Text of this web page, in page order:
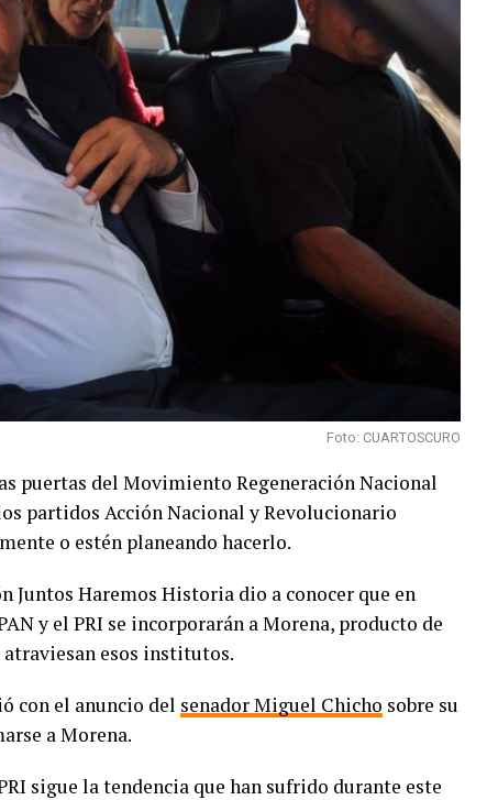
Foto: CUARTOSCURO
puertas del Movimiento Regeneración Nacional
partidos Acción Nacional y Revolucionario
o estén planeando hacerlo.
Juntos Haremos Historia dio a conocer que en
y el PRI se incorporarán a Morena, producto de
atraviesan esos institutos.
con el anuncio del senador Miguel Chicho sobre su
a Morena.
sigue la tendencia que han sufrido durante este